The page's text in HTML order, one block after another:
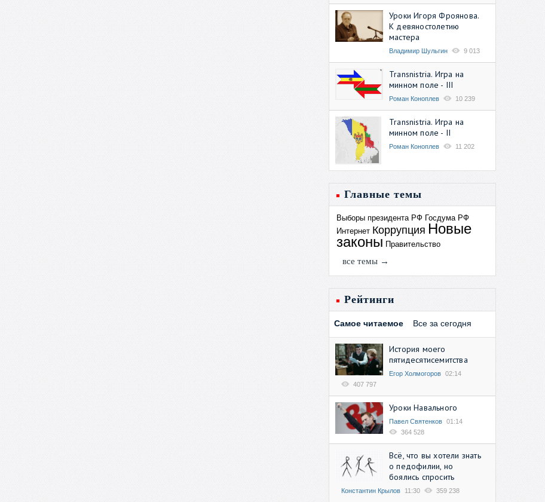
Уроки Игоря Фроянова.
К девяностолетию
мастера
Владимир Шульгин 9 013
Transnistria. Игра на
минном поле - III
Роман Коноплев 10 239
Transnistria. Игра на
минном поле - II
Роман Коноплев 11 202
Главные темы
Выборы президента РФ Госдума РФ
Интернет Коррупция Новые
законы Правительство
все темы →
Рейтинги
Самое читаемое Все за сегодня
История моего
пятидесятисемитства
Егор Холмогоров 02:14
407 797
Уроки Навального
Павел Святенков 01:14
364 528
Всё, что вы хотели знать
о педофилии, но
боялись спросить
Константин Крылов 11:30 359 238